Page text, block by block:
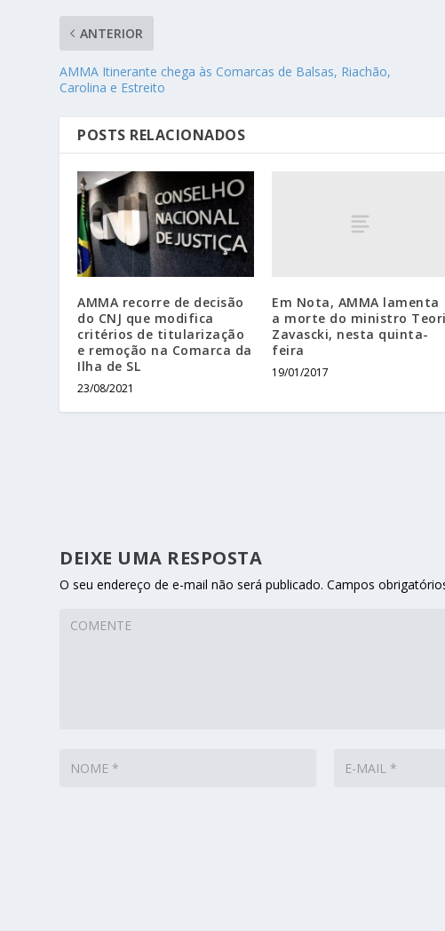
ANTERIOR
AMMA Itinerante chega às Comarcas de Balsas, Riachão,
Carolina e Estreito
POSTS RELACIONADOS
AMMA recorre de decisão
do CNJ que modifica
critérios de titularização
e remoção na Comarca da
Ilha de SL
23/08/2021
Em Nota, AMMA lamenta
a morte do ministro Teori
Zavascki, nesta quinta-
feira
19/01/2017
DEIXE UMA RESPOSTA
O seu endereço de e-mail não será publicado. Campos